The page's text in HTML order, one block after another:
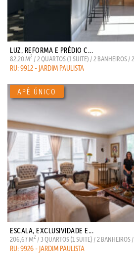
LUZ, REFORMA E PRÉDIO C...
82,20 M2 / 2 QUARTOS (1 SUITE) / 2 BANHEIROS /
RU: 9912 - JARDIM PAULISTA
ESCALA, EXCLUSIVIDADE E...
206,67 M2 / 3 QUARTOS (1 SUITE) / 2 BANHEIROS
RU: 9926 - JARDIM PAULISTA